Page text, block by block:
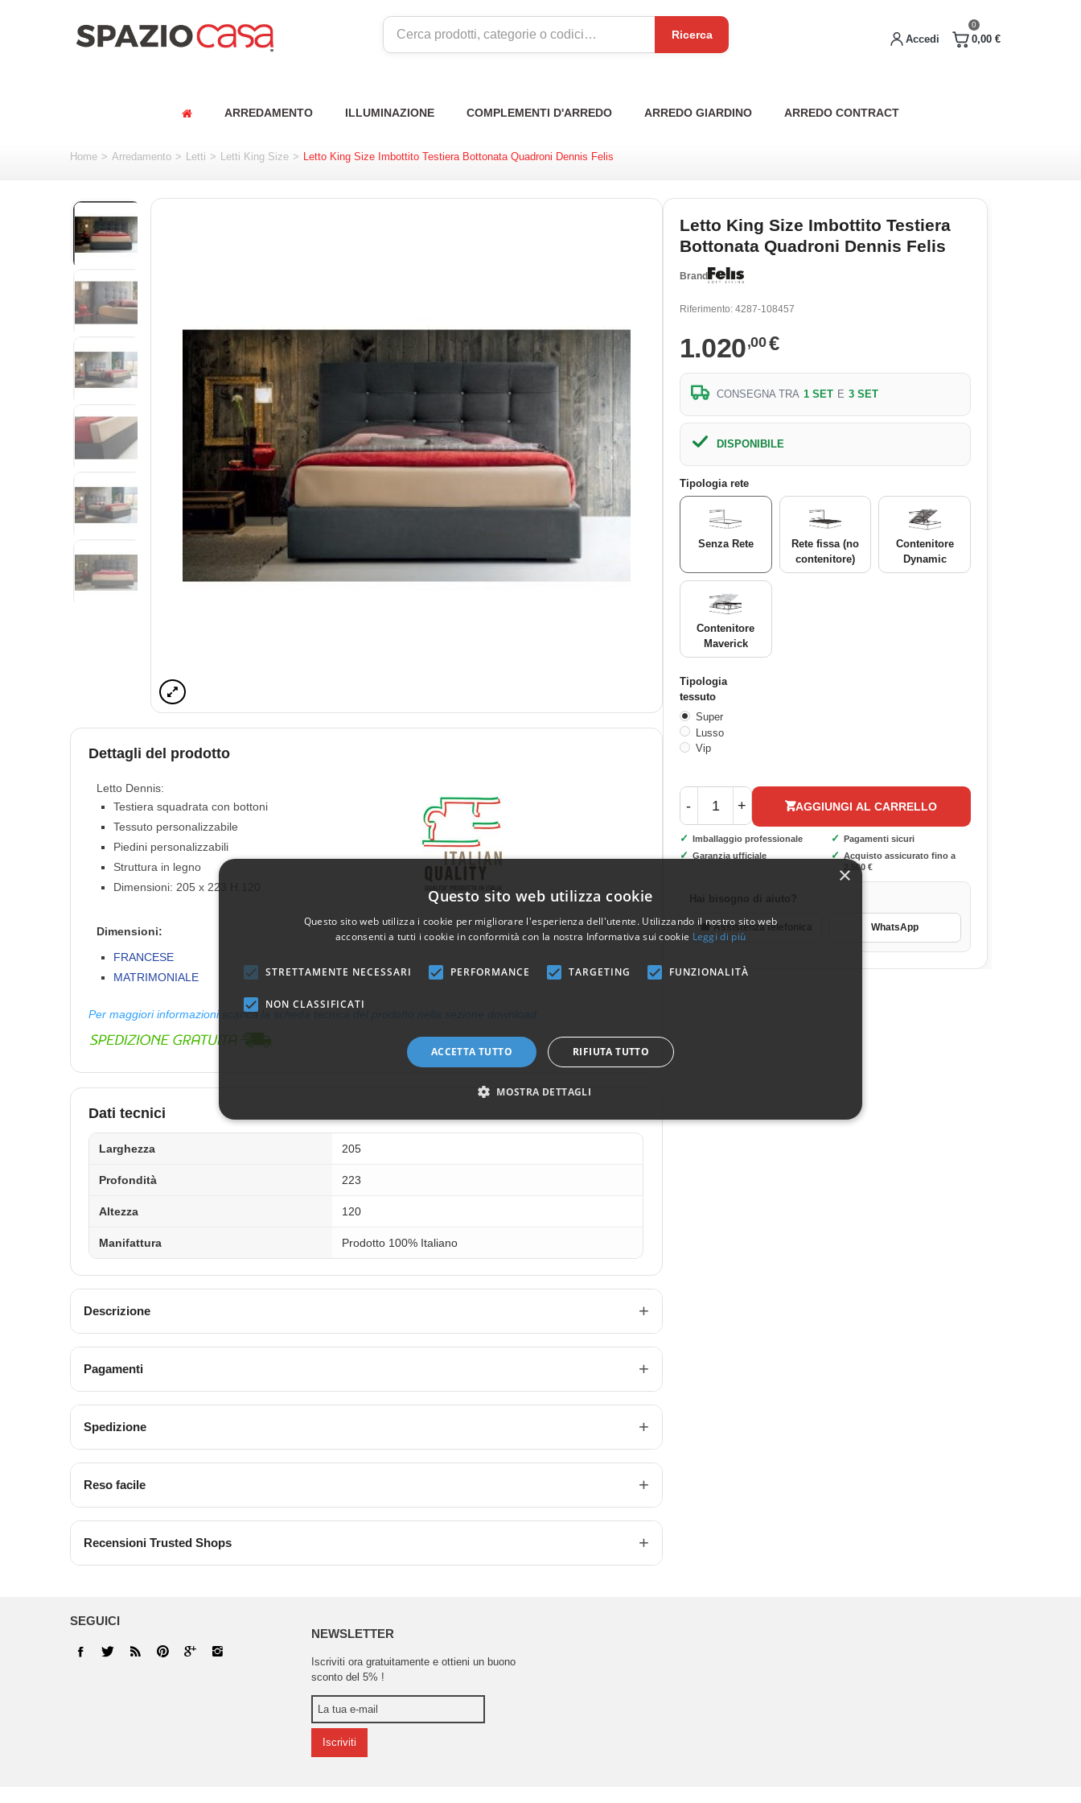
0
0,00 €
Accedi
Ricerca
ARREDAMENTO ILLUMINAZIONE COMPLEMENTI D'ARREDO ARREDO GIARDINO ARREDO CONTRACT
Home > Arredamento > Letti > Letti King Size > Letto King Size Imbottito Testiera Bottonata Quadroni Dennis Felis
Dettagli del prodotto
Letto Dennis:
Testiera squadrata con bottoni
Tessuto personalizzabile
Piedini personalizzabili
Struttura in legno
Dimensioni: 205 x 223 H.120
Dimensioni:
FRANCESE
MATRIMONIALE
Per maggiori informazioni scarica la scheda tecnica del prodotto nella sezione download.
Dati tecnici
Larghezza 205
Profondità 223
Altezza 120
Manifattura Prodotto 100% Italiano
Descrizione
Pagamenti
Spedizione
Reso facile
Recensioni Trusted Shops
Letto King Size Imbottito Testiera
Bottonata Quadroni Dennis Felis
Brand
Riferimento: 4287-108457
1.020,00€
CONSEGNA TRA 1 SET E 3 SET
DISPONIBILE
Tipologia rete
Senza Rete
Rete fissa (no
contenitore)
Contenitore
Dynamic
Contenitore
Maverick
Tipologia
tessuto
Super
Lusso
Vip
- + AGGIUNGI AL CARRELLO
✓ Imballaggio professionale ✓ Pagamenti sicuri
✓ Garanzia ufficiale ✓ Acquisto assicurato fino a
2.500 €
☎ Assistenza telefonica WhatsApp
SEGUICI
NEWSLETTER
Iscriviti ora gratuitamente e ottieni un buono
sconto del 5% !
Iscriviti
×
Questo sito web utilizza cookie
Questo sito web utilizza i cookie per migliorare l'esperienza dell'utente. Utilizzando il nostro sito web
acconsenti a tutti i cookie in conformità con la nostra Informativa sui cookie Leggi di più
STRETTAMENTE NECESSARI PERFORMANCE TARGETING FUNZIONALITÀ
NON CLASSIFICATI
ACCETTA TUTTO RIFIUTA TUTTO
MOSTRA DETTAGLI